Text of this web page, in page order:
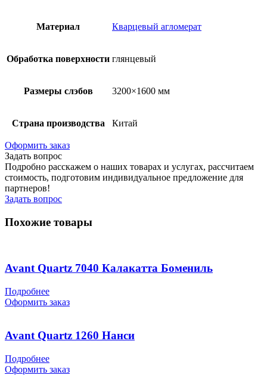
Материал Кварцевый агломерат
Обработка поверхности глянцевый
Размеры слэбов 3200×1600 мм
Страна производства Китай
Оформить заказ
Задать вопрос
Подробно расскажем о наших товарах и услугах, рассчитаем
стоимость, подготовим индивидуальное предложение для
партнеров!
Задать вопрос
Похожие товары
Avant Quartz 7040 Калакатта Бомениль
Подробнее
Оформить заказ
Avant Quartz 1260 Нанси
Подробнее
Оформить заказ